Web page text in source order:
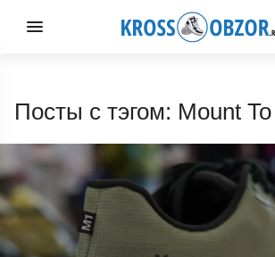
Посты с тэгом: Mount